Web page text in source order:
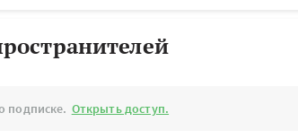
подписке. Открыть доступ.